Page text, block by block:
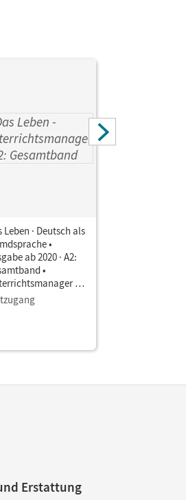
Leben · Deutsch als
•
ab 2020 · A2:
•
E-
mit
Erstattung